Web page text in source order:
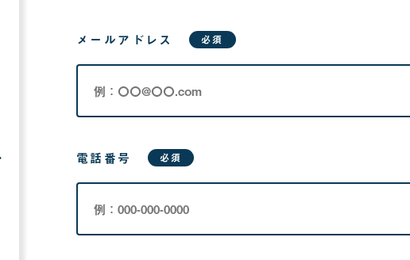
メールアドレス 必須
電話番号 必須